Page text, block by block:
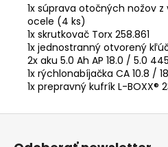
1x súprava otočných nožov
ocele (4 ks)
1x skrutkovač Torx 258.861
1x jednostranný otvorený
2x aku 5.0 Ah AP 18.0 / 5.0
1x rýchlonabíjačka CA 10.8 /
1x prepravný kufrík L-BOXX®
Z